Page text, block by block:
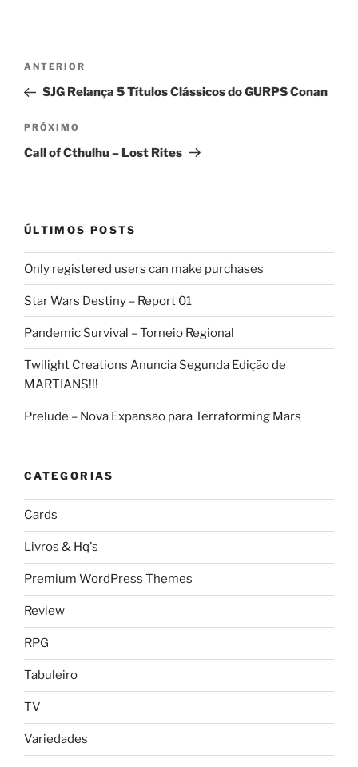
Navegação
Post
Post
anterior
ANTERIOR
SJG Relança 5 Títulos Clássicos do GURPS Conan
Próximo
post
PRÓXIMO
Call of Cthulhu – Lost Rites
ÚLTIMOS POSTS
Only registered users can make purchases
Star Wars Destiny – Report 01
Pandemic Survival – Torneio Regional
Twilight Creations Anuncia Segunda Edição de
MARTIANS!!!
Prelude – Nova Expansão para Terraforming Mars
CATEGORIAS
Cards
Livros & Hq's
Premium WordPress Themes
Review
RPG
Tabuleiro
TV
Variedades